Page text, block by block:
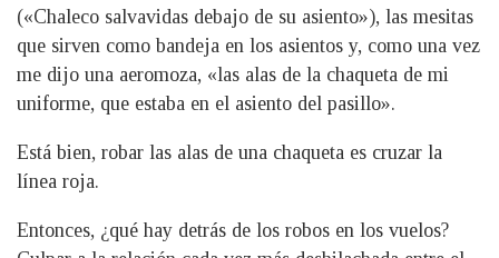
(«Chaleco salvavidas debajo de su asiento»), las mesitas
que sirven como bandeja en los asientos y, como una vez
me dijo una aeromoza, «las alas de la chaqueta de mi
uniforme, que estaba en el asiento del pasillo».
Está bien, robar las alas de una chaqueta es cruzar la
línea roja.
Entonces, ¿qué hay detrás de los robos en los vuelos?